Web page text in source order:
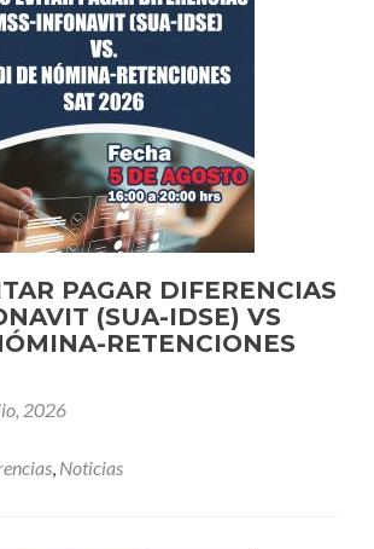
PAGAR DIFERENCIAS
(SUA-IDSE) VS
RETENCIONES
2026
, Noticias